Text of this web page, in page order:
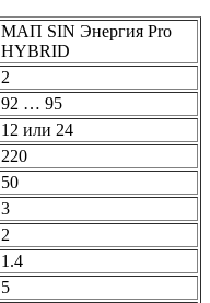
МАП SIN Энергия Pro
HYBRID
2
92 … 95
12 или 24
220
50
3
2
1.4
5